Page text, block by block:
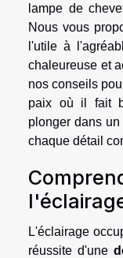
lampe de
Nous vous
l'utile à
chaleureuse et
nos conseils
paix où il fait
plonger dans
chaque détail
L'éclairage
réussite d'une